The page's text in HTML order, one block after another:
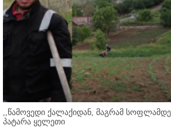
,,წამოვედი ქალაქიდან, მაგრამ
პატარა ყელეთი